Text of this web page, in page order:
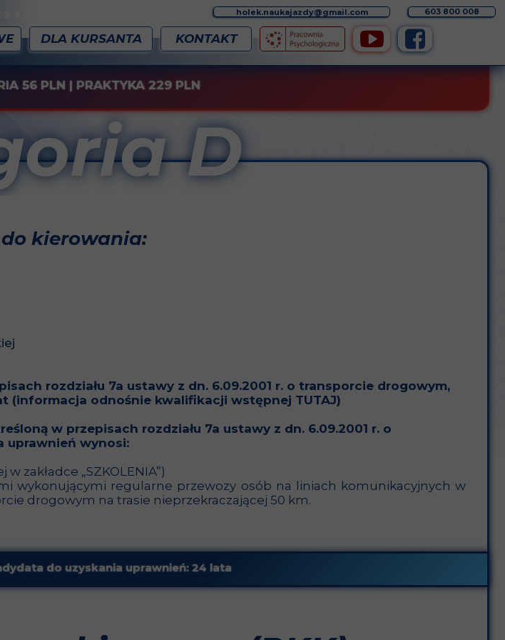
holek.naukajazdy@gmail.com 603 800 008
DLA KURSANTA KONTAKT
56 PLN | PRAKTYKA 229 PLN
D
do uzyskania uprawnień: 24 lata
kierowania:
rozdziału 7a ustawy z dn. 6.09.2001 r. o transporcie drogowym,
(informacja odnośnie kwalifikacji wstępnej TUTAJ)
w przepisach rozdziału 7a ustawy z dn. 6.09.2001 r. o
uprawnień wynosi:
zakładce „SZKOLENIA”)
wykonującymi regularne przewozy osób na liniach komunikacyjnych w
drogowym na trasie nieprzekraczającej 50 km.